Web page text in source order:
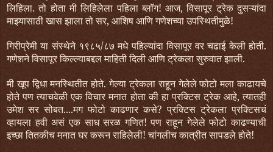
लिहिला. तो होता मी लिहिलेला पहिला ब्लॉग! आज, विसापूर ट्रेक दुसऱ्यांदा
माझ्यासाठी खास झाला तो सर, आशिष आणि गणेशच्या उपस्थितीमुळे!
गिरीप्रेमी या संस्थेने १९८५/८७ मधे पहिल्यांदा विसापूर वर चढाई केली होती.
गणेशने विसापूर किल्ल्याबद्दल माहिती दिली आणि ट्रेकला सुरुवात झाली.
मी खूप द्विधा मनस्थितीत होते. गेल्या ट्रेकला राहून गेलेले फोटो मला काढायचे
होते पण त्याचवेळी एक विचार मनात होता की हा प्रक्टिस ट्रेक आहे, त्यातही
उमेश सर सोबत....मग फोटो काढणार कसे? प्रक्टिस ट्रेकला प्रक्टिसचं
व्हायला हवी असं एक साध सरळ गणित! पण राहून गेलेले फोटो काढण्याची
इच्छा तितकीच मनात घर करून राहिलेली! चांगलीच कात्रीत सापडले होते!